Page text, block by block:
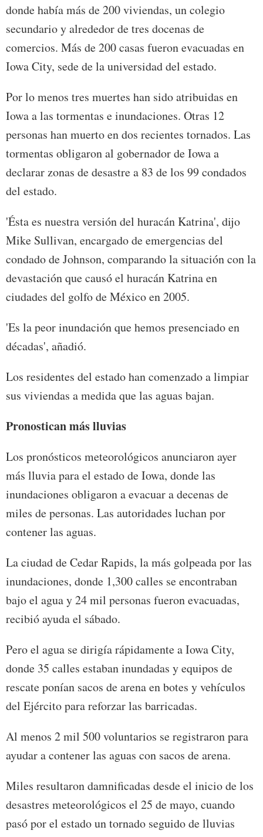
donde había más de 200 viviendas, un colegio
secundario y alrededor de tres docenas de
comercios. Más de 200 casas fueron evacuadas en
Iowa City, sede de la universidad del estado.
Por lo menos tres muertes han sido atribuidas en
Iowa a las tormentas e inundaciones. Otras 12
personas han muerto en dos recientes tornados. Las
tormentas obligaron al gobernador de Iowa a
declarar zonas de desastre a 83 de los 99 condados
del estado.
'Ésta es nuestra versión del huracán Katrina', dijo
Mike Sullivan, encargado de emergencias del
condado de Johnson, comparando la situación con la
devastación que causó el huracán Katrina en
ciudades del golfo de México en 2005.
'Es la peor inundación que hemos presenciado en
décadas', añadió.
Los residentes del estado han comenzado a limpiar
sus viviendas a medida que las aguas bajan.
Pronostican más lluvias
Los pronósticos meteorológicos anunciaron ayer
más lluvia para el estado de Iowa, donde las
inundaciones obligaron a evacuar a decenas de
miles de personas. Las autoridades luchan por
contener las aguas.
La ciudad de Cedar Rapids, la más golpeada por las
inundaciones, donde 1,300 calles se encontraban
bajo el agua y 24 mil personas fueron evacuadas,
recibió ayuda el sábado.
Pero el agua se dirigía rápidamente a Iowa City,
donde 35 calles estaban inundadas y equipos de
rescate ponían sacos de arena en botes y vehículos
del Ejército para reforzar las barricadas.
Al menos 2 mil 500 voluntarios se registraron para
ayudar a contener las aguas con sacos de arena.
Miles resultaron damnificadas desde el inicio de los
desastres meteorológicos el 25 de mayo, cuando
pasó por el estado un tornado seguido de lluvias